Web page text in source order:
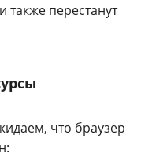
также перестанут
что браузер